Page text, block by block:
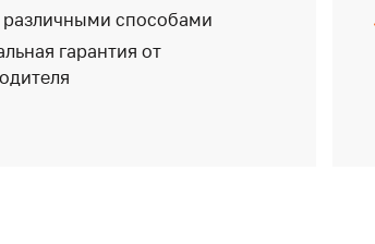
различными способами
гарантия от